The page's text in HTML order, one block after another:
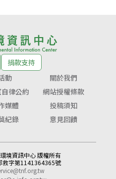
捐款支持
動
關於我們
律公約
網站授權條款
媒體
投稿須知
紀錄 意見回饋
境資訊中心 版權所有
救字第1141364365號